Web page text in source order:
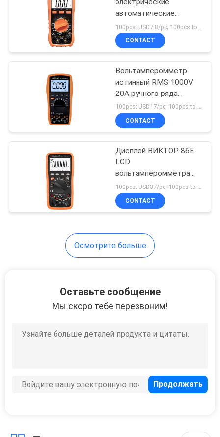
электрические
автоматические
выстраивая в ряд
отсчеты 1000V 20A
вольтамперомметра
CONTACT
Вольтамперомметр
истинный RMS 1000V
20A ручного ряда
автоматический
выстраивая в ряд
цифровой
100pcs: USD17/pc; 100pcs to 500pcs: USD16.2/pc; 500pcs to 1000pcs: USD15.4; Above 3000pcs: USD14.7/pc MOQ:100PCS
CONTACT
Дисплей ВИКТОР 86E
LCD
вольтамперомметра
ряда 22000 цифров
отсчетов
автоматический
100pcs: USD37/pc; 100pcs to 500pcs: USD35.4/pc; 500pcs to 1000pcs: USD33.7/pc; Above 3000pcs: USD33/pc MOQ:100PCS
CONTACT
Осмотрите больше
Оставьте сообщение
Мы скоро тебе перезвоним!